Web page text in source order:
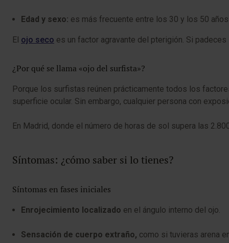
Edad y sexo: es más frecuente entre los 30 y los 50
El ojo seco es un factor agravante del pterigión. Si
¿Por qué se llama «ojo del surfista»?
Porque los surfistas reúnen prácticamente todos los
superficie ocular. Sin embargo, cualquier persona con
En Madrid, donde el número de horas de sol supera las
Síntomas: ¿cómo saber si lo tienes?
Síntomas en fases iniciales
Enrojecimiento localizado en el ángulo interno del ojo.
Sensación de cuerpo extraño, como si tuvieras arena